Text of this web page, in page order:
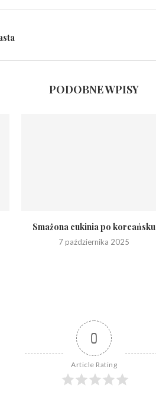
PODOBNE WPISY
Smażona cukinia po koreańsku
7 października 2025
0
Article Rating